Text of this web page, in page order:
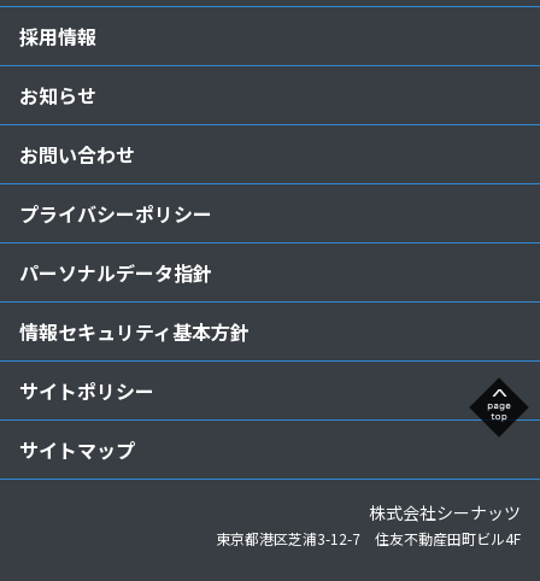
採用情報
お知らせ
お問い合わせ
プライバシーポリシー
パーソナルデータ指針
情報セキュリティ基本方針
サイトポリシー
サイトマップ
株式会社シーナッツ
東京都港区芝浦3-12-7 住友不動産田町ビル4F